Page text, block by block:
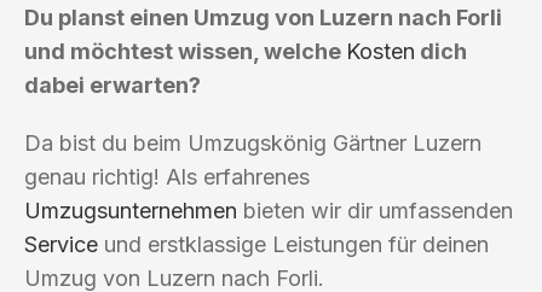
Du planst einen Umzug von Luzern nach Forli
und möchtest wissen, welche Kosten dich
dabei erwarten?
Da bist du beim Umzugskönig Gärtner Luzern
genau richtig! Als erfahrenes
Umzugsunternehmen bieten wir dir umfassenden
Service und erstklassige Leistungen für deinen
Umzug von Luzern nach Forli.